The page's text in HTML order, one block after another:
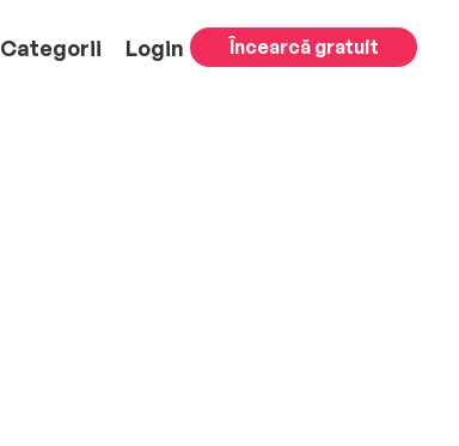
Categorii Login Încearcă gratuit